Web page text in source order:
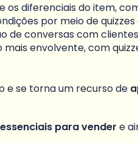
os diferenciais do item,
por meio de
de conversas com
mais envolvente, com
e se torna um recurso de
para vender e